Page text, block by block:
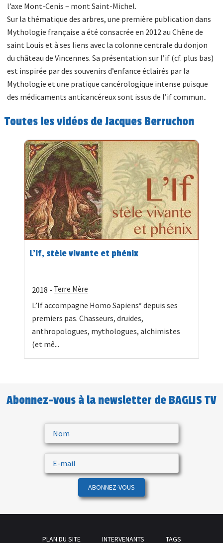
l’axe Mont-Cenis – mont Saint-Michel.
Sur la thématique des arbres, une première publication dans
Mythologie française a été consacrée en 2012 au Chêne de
saint Louis et à ses liens avec la colonne centrale du donjon
du château de Vincennes. Sa présentation sur l’if (cf. plus bas)
est inspirée par des souvenirs d’enfance éclairés par la
Mythologie et une pratique cancérologique intense puisque
des médicaments anticancéreux sont issus de l’if commun..
Toutes les vidéos de Jacques Berruchon
L’If, stèle vivante et phénix
2018 - Terre Mère
L’If accompagne Homo Sapiens* depuis ses
premiers pas. Chasseurs, druides,
anthropologues, mythologues, alchimistes
(et mê...
Abonnez-vous à la newsletter de BAGLIS TV
ABONNEZ-VOUS
PLAN DU SITE INTERVENANTS TAGS